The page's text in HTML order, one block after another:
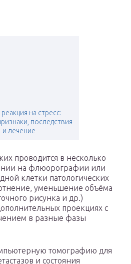
на стресс:
последствия
и лечение
проводится в несколько
на флюорографии или
клетки патологических
уменьшение объёма
рисунка и др.)
проекциях с
в разные фазы
томографию для
и состояния